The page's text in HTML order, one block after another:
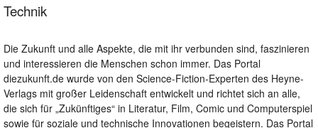
Technik
Die Zukunft und alle Aspekte, die mit ihr verbunden sind, faszinieren
und interessieren die Menschen schon immer. Das Portal
diezukunft.de wurde von den Science-Fiction-Experten des Heyne-
Verlags mit großer Leidenschaft entwickelt und richtet sich an alle,
die sich für „Zukünftiges“ in Literatur, Film, Comic und Computerspiel
sowie für soziale und technische Innovationen begeistern. Das Portal